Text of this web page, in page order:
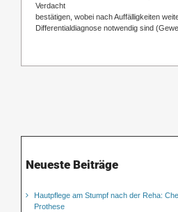
Verdacht
bestätigen, wobei nach Auffälligkeiten
Differentialdiagnose notwendig sind
Neueste Beiträge
Hautpflege am Stumpf nach der Reha:
Prothese